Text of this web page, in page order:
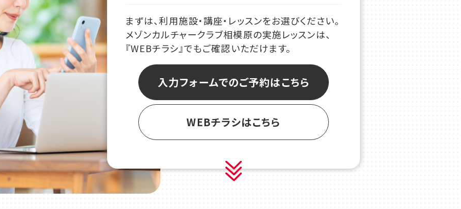
まずは、利用施設・講座・レッスンをお選びください。
メゾンカルチャークラブ相模原の実施レッスンは、
『WEBチラシ』でもご確認いただけます。
入力フォームでのご予約はこちら
WEBチラシはこちら